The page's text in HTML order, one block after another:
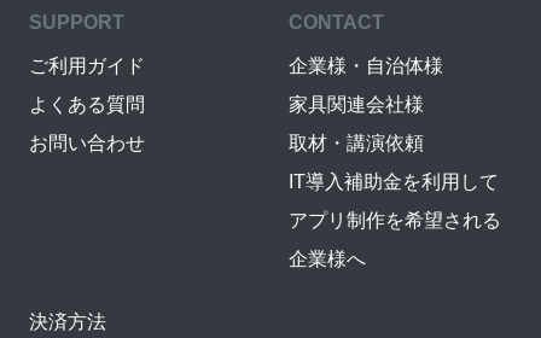
SUPPORT
ご利用ガイド
よくある質問
お問い合わせ
CONTACT
企業様・自治体様
家具関連会社様
取材・講演依頼
IT導入補助金を利用して
アプリ制作を希望される
企業様へ
決済方法